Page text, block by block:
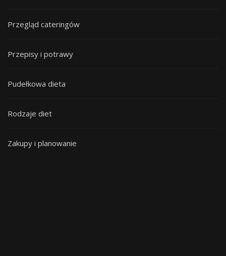
Przegląd cateringów
Przepisy i potrawy
Pudełkowa dieta
Rodzaje diet
Zakupy i planowanie